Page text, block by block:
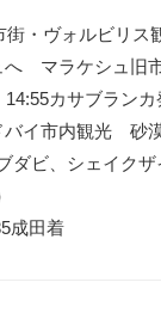
・ヴォルビリ
へ マラケシュ旧
カサブラン
イ市内観光 砂
ビ、シェイクザ
成田着